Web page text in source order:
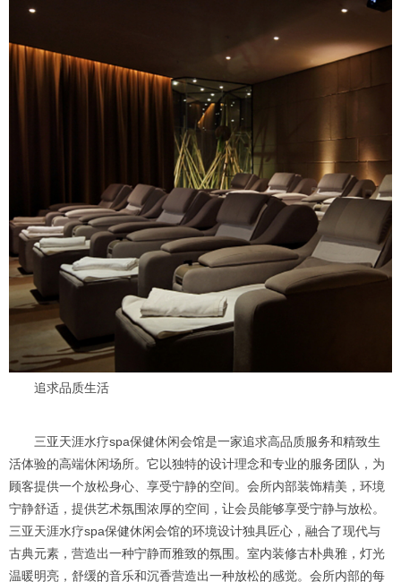
追求品质生活
三亚天涯水疗spa保健休闲会馆是一家追求高品质服务和精致生
活体验的高端休闲场所。它以独特的设计理念和专业的服务团队，为
顾客提供一个放松身心、享受宁静的空间。会所内部装饰精美，环境
宁静舒适，提供艺术氛围浓厚的空间，让会员能够享受宁静与放松。
三亚天涯水疗spa保健休闲会馆的环境设计独具匠心，融合了现代与
古典元素，营造出一种宁静而雅致的氛围。室内装修古朴典雅，灯光
温暖明亮，舒缓的音乐和沉香营造出一种放松的感觉。会所内部的每